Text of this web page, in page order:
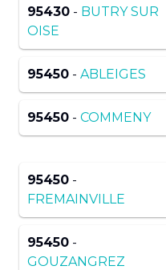
95430 - BUTRY SUR
OISE
95450 - ABLEIGES
95450 - COMMENY
95450 -
FREMAINVILLE
95450 -
GOUZANGREZ